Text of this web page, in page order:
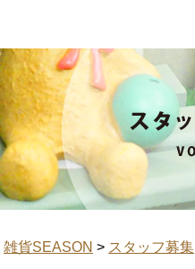
雑貨SEASON > スタッフ募集